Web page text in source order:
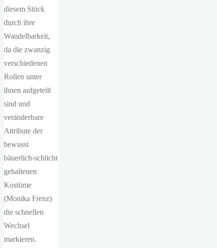
diesem Stück
durch ihre
Wandelbarkeit,
da die zwanzig
verschiedenen
Rollen unter
ihnen aufgeteilt
sind und
veränderbare
Attribute der
bewusst
bäuerlich-schlicht
gehaltenen
Kostüme
(Monika Frenz)
die schnellen
Wechsel
markieren.